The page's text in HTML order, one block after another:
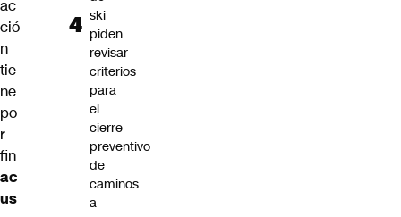
ac
ció
n
tie
ne
po
r
fin
ac
us
ski
piden
revisar
criterios
para
el
cierre
preventivo
de
caminos
a